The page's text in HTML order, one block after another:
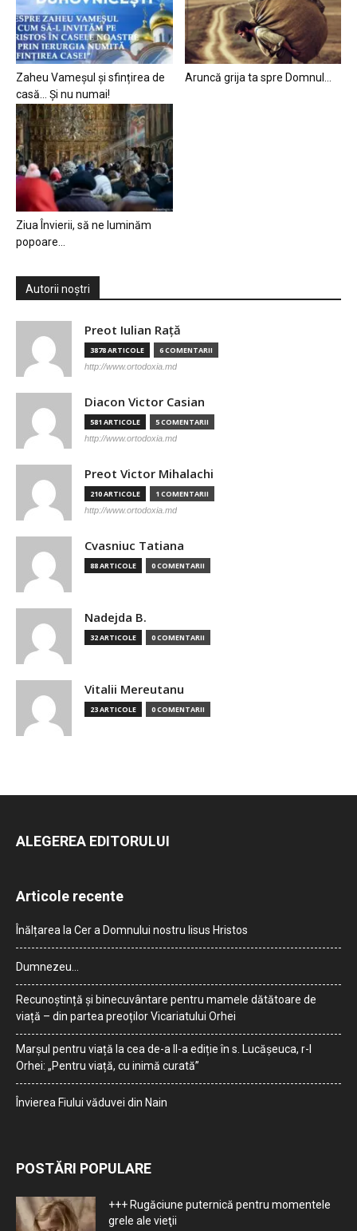
Zaheu Vameșul și sfințirea de
casă… Și nu numai!
Aruncă grija ta spre Domnul…
Ziua Învierii, să ne luminăm
popoare…
Autorii noștri
Preot Iulian Raţă
3878 ARTICOLE 6 COMENTARII
http://www.ortodoxia.md
Diacon Victor Casian
581 ARTICOLE 5 COMENTARII
http://www.ortodoxia.md
Preot Victor Mihalachi
210 ARTICOLE 1 COMENTARII
http://www.ortodoxia.md
Cvasniuc Tatiana
88 ARTICOLE 0 COMENTARII
Nadejda B.
32 ARTICOLE 0 COMENTARII
Vitalii Mereutanu
23 ARTICOLE 0 COMENTARII
ALEGEREA EDITORULUI
Articole recente
Înălțarea la Cer a Domnului nostru Iisus Hristos
Dumnezeu…
Recunoștință și binecuvântare pentru mamele dătătoare de
viață – din partea preoților Vicariatului Orhei
Marșul pentru viață la cea de-a II-a ediție în s. Lucășeuca, r-l
Orhei: „Pentru viață, cu inimă curată”
Învierea Fiului văduvei din Nain
POSTĂRI POPULARE
+++ Rugăciune puternică pentru momentele
grele ale vieţii